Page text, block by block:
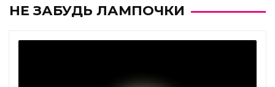
НЕ ЗАБУДЬ ЛАМПОЧКИ